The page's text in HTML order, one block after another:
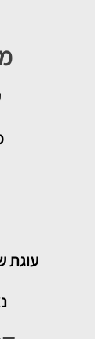
עוגת